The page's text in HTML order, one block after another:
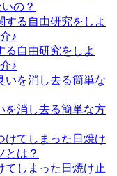
の？
る自由研究をしよ
♪
を消し去る簡単な方
てしまった日焼け止